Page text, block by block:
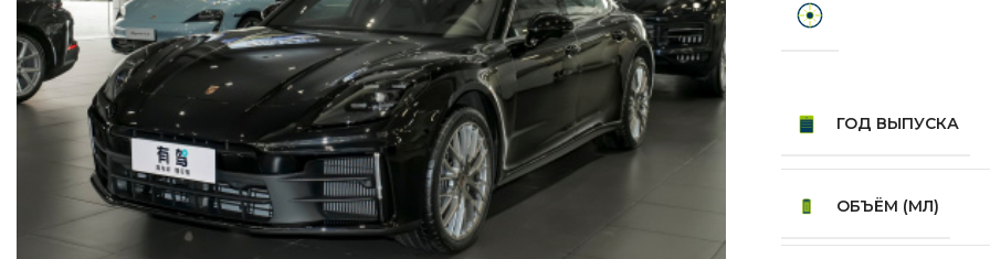
ГОД ВЫПУСКА
ОБЪЁМ (МЛ)